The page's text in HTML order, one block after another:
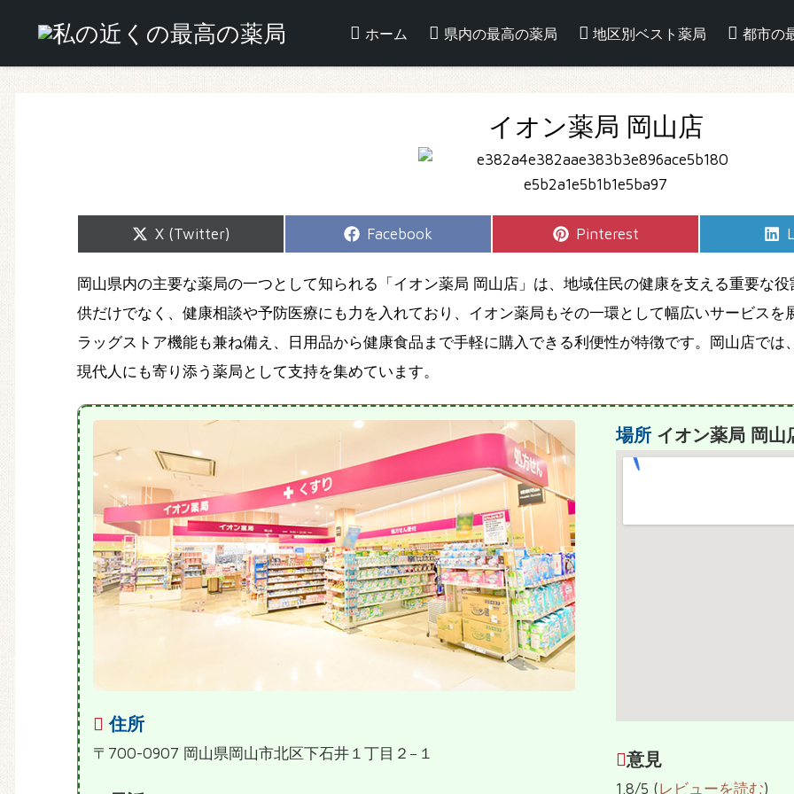
ホーム 県内の最高の薬局 地区別ベスト薬局 都市の
イオン薬局 岡山店
Share
X (Twitter)
Share
Facebook
Share
Pinterest
岡山県内の主要な薬局の一つとして知られる「イオン薬局 岡山店」は、地域住民の健康を支える重要な
供だけでなく、健康相談や予防医療にも力を入れており、イオン薬局もその一環として幅広いサービス
ラッグストア機能も兼ね備え、日用品から健康食品まで手軽に購入できる利便性が特徴です。岡山店で
現代人にも寄り添う薬局として支持を集めています。
住所
〒700-0907 岡山県岡山市北区下石井１丁目２−１
場所イオン薬局 岡山
意見
1.8/5 (レビューを読む)